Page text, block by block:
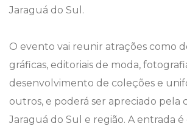
Jaraguá do Sul.
O evento vai reunir atrações como
gráficas, editoriais de moda,
desenvolvimento de coleções e
outros, e poderá ser apreciado pela
Jaraguá do Sul e região. A entrada é